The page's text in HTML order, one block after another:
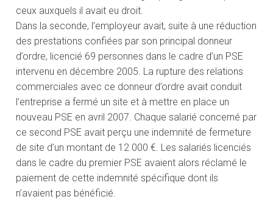
ceux auxquels il avait eu droit.
Dans la seconde, l’employeur avait, suite à une réduction
des prestations confiées par son principal donneur
d’ordre, licencié 69 personnes dans le cadre d’un PSE
intervenu en décembre 2005. La rupture des relations
commerciales avec ce donneur d’ordre avait conduit
l’entreprise a fermé un site et à mettre en place un
nouveau PSE en avril 2007. Chaque salarié concerné par
ce second PSE avait perçu une indemnité de fermeture
de site d’un montant de 12 000 €. Les salariés licenciés
dans le cadre du premier PSE avaient alors réclamé le
paiement de cette indemnité spécifique dont ils
n’avaient pas bénéficié.